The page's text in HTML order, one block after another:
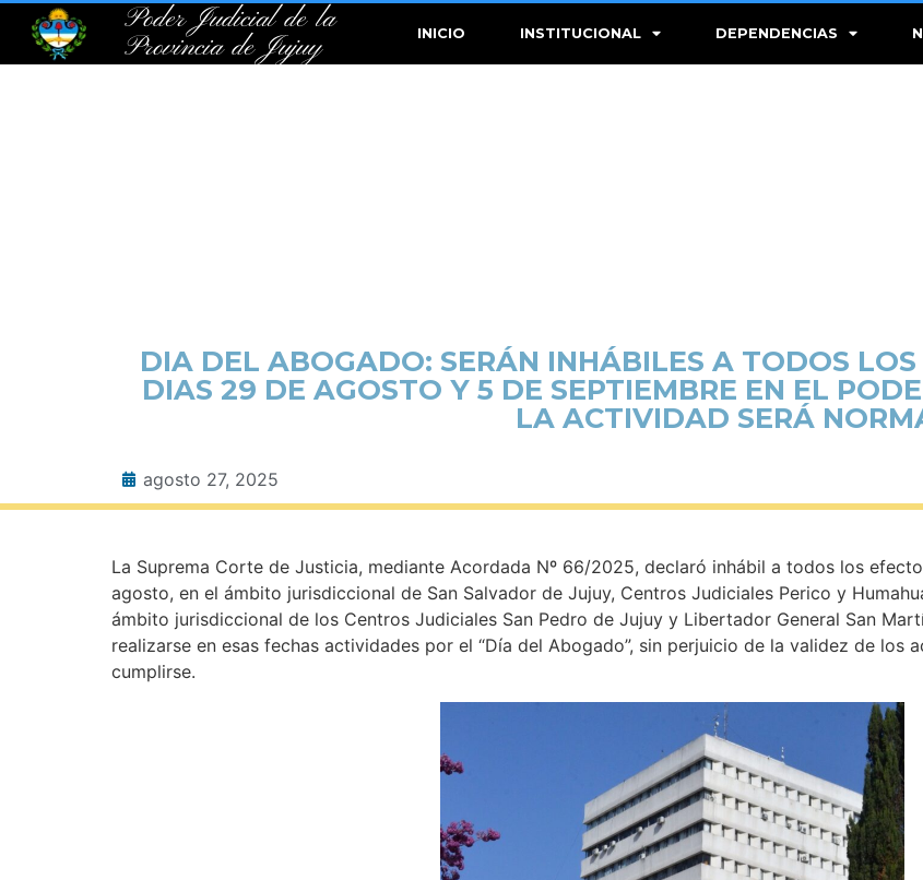
Poder Judicial de la
Provincia de Jujuy
INICIO INSTITUCIONAL DEPENDENCIAS
DIA DEL ABOGADO: SERÁN INHÁBILES A TODOS LOS
DIAS 29 DE AGOSTO Y 5 DE SEPTIEMBRE EN EL
LA ACTIVIDAD SERÁ
agosto 27, 2025
La Suprema Corte de Justicia, mediante Acordada Nº 66/2025, declaró inhábil a todos los
agosto, en el ámbito jurisdiccional de San Salvador de Jujuy, Centros Judiciales Perico y
ámbito jurisdiccional de los Centros Judiciales San Pedro de Jujuy y Libertador General San
realizarse en esas fechas actividades por el “Día del Abogado”, sin perjuicio de la validez de los
cumplirse.